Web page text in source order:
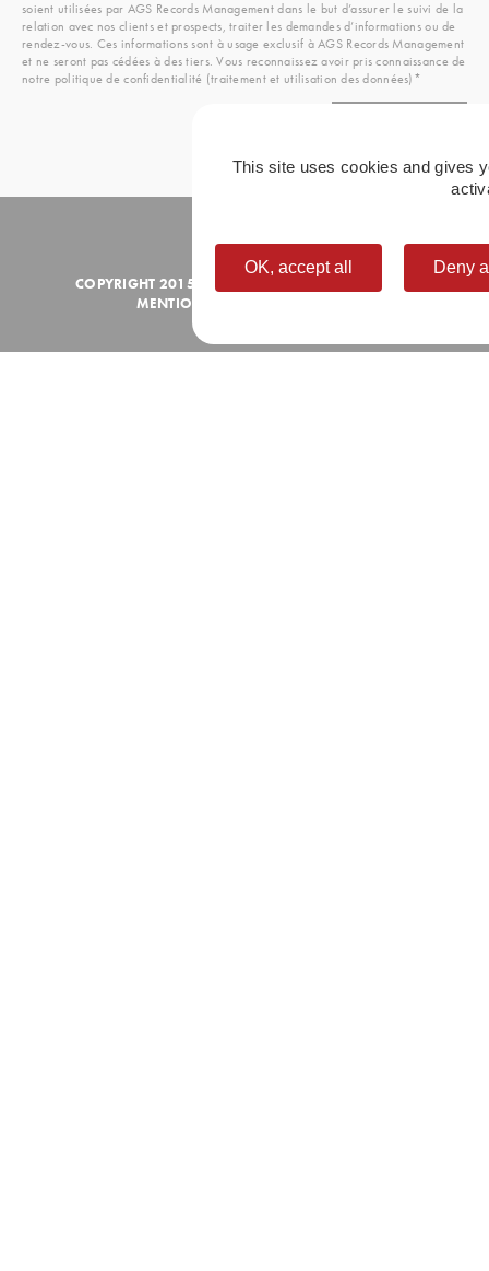
soient utilisées par AGS Records Management dans le but d’assurer le suivi de la
relation avec nos clients et prospects, traiter les demandes d’informations ou de
rendez-vous. Ces informations sont à usage exclusif à AGS Records Management
et ne seront pas cédées à des tiers. Vous reconnaissez avoir pris connaissance de
notre politique de confidentialité (traitement et utilisation des données)*
COPYRIGHT 2015 - AGS RECORDS MANAGEMENT
MENTIONS LÉGALES
This site uses cookies and gives
OK, accept all Deny